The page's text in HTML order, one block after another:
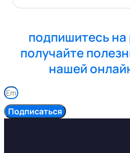
подпишитесь
получайте
нашей
Подписаться